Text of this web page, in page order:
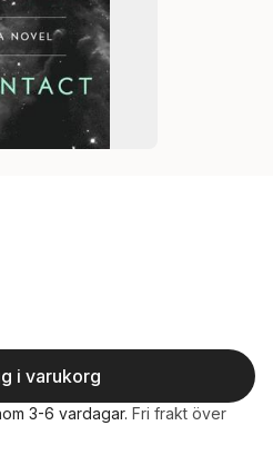
i varukorg
3-6 vardagar. Fri frakt över